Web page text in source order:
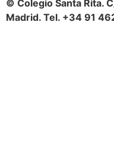
© Colegio Santa Rita.
Madrid. Tel. +34 91